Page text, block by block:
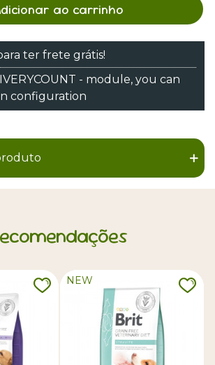
ao carrinho
ter frete grátis!
- module, you can
configuration
NEW